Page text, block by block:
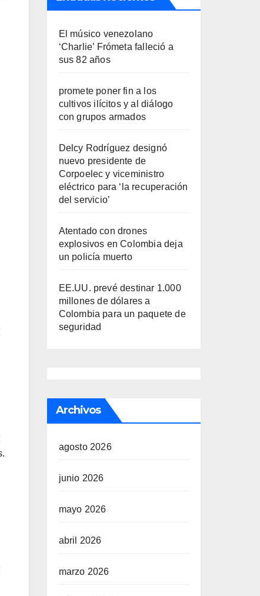
El músico venezolano
‘Charlie’ Frómeta falleció a
sus 82 años
promete poner fin a los
cultivos ilícitos y al diálogo
con grupos armados
Delcy Rodríguez designó
nuevo presidente de
Corpoelec y viceministro
eléctrico para ‘la recuperación
del servicio’
Atentado con drones
explosivos en Colombia deja
un policía muerto
EE.UU. prevé destinar 1.000
millones de dólares a
Colombia para un paquete de
seguridad
Archivos
agosto 2026
junio 2026
mayo 2026
abril 2026
marzo 2026